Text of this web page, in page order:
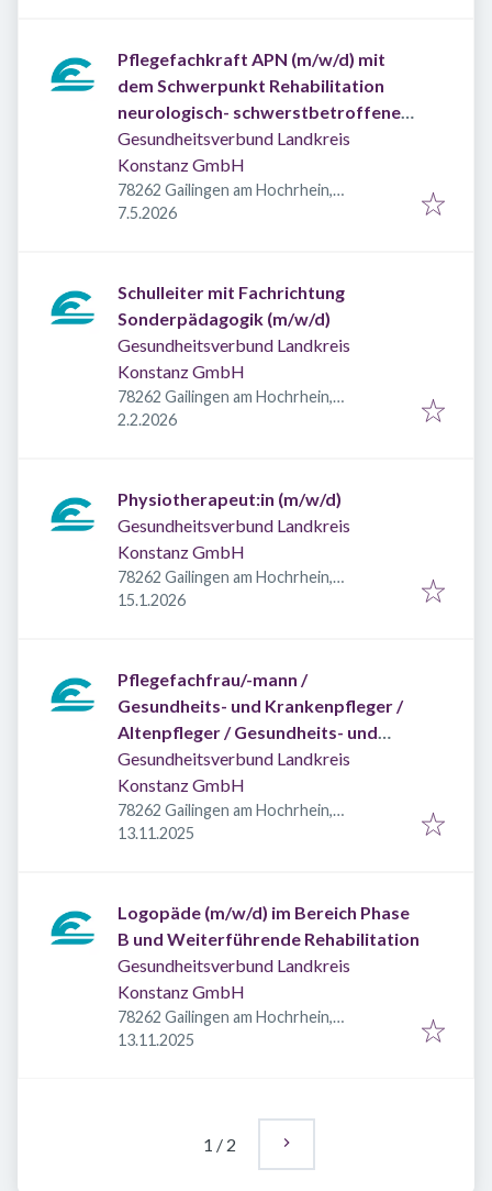
Pflegefachkraft APN (m/w/d) mit
dem Schwerpunkt Rehabilitation
neurologisch- schwerstbetroffene
Kinder, Jugendliche und junge
Erwachsene
Gesundheitsverbund Landkreis
Konstanz GmbH
78262 Gailingen am Hochrhein,
Deutschland
Veröffentlicht
7.5.2026
Schulleiter mit Fachrichtung
Sonderpädagogik (m/w/d)
Gesundheitsverbund Landkreis
Konstanz GmbH
78262 Gailingen am Hochrhein,
Deutschland
Veröffentlicht
2.2.2026
Physiotherapeut:in (m/w/d)
Gesundheitsverbund Landkreis
Konstanz GmbH
78262 Gailingen am Hochrhein,
Deutschland
Veröffentlicht
15.1.2026
Pflegefachfrau/-mann /
Gesundheits- und Krankenpfleger /
Altenpfleger / Gesundheits- und
Kinderkrankenpfleger (m/w/d)
Gesundheitsverbund Landkreis
Konstanz GmbH
78262 Gailingen am Hochrhein,
Deutschland
Veröffentlicht
13.11.2025
Logopäde (m/w/d) im Bereich Phase
B und Weiterführende Rehabilitation
Gesundheitsverbund Landkreis
Konstanz GmbH
78262 Gailingen am Hochrhein,
Deutschland
Veröffentlicht
13.11.2025
1 / 2